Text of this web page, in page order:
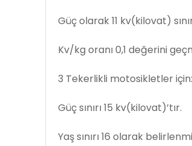
Güç olarak 11 kv(kilovat)
Kv/kg oranı 0,1 değerini
3 Tekerlikli motosikletler için:
Güç sınırı 15 kv(kilovat)’tır.
Yaş sınırı 16 olarak